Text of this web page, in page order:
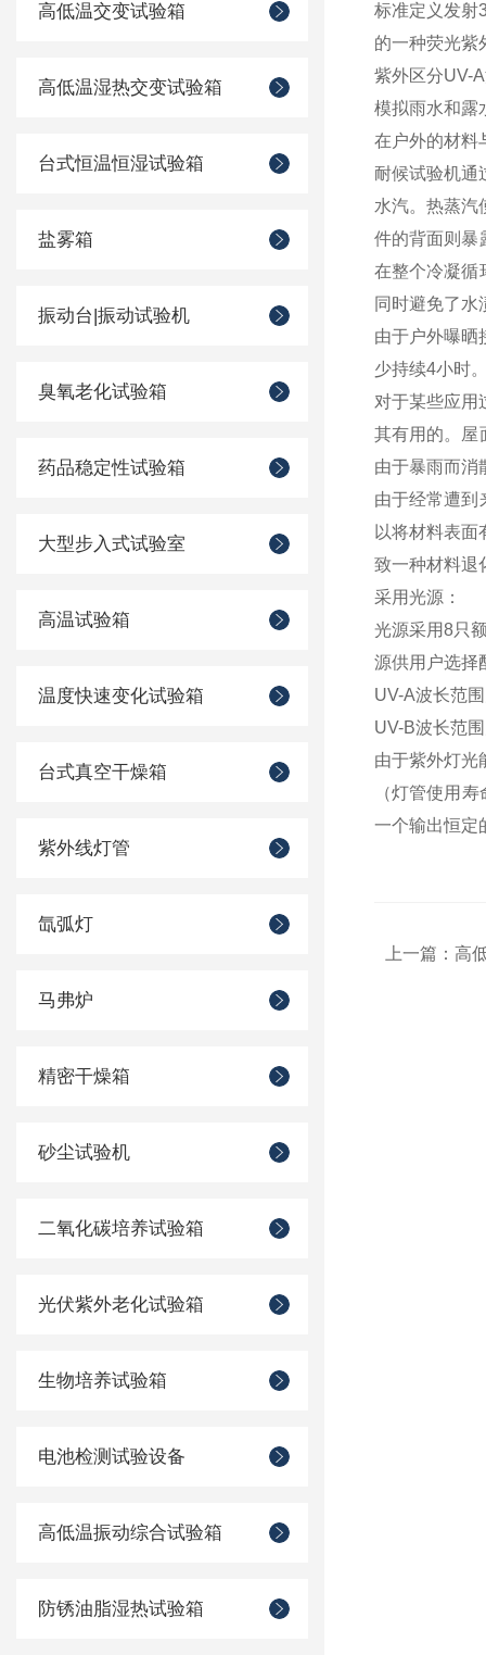
高低温交变试验箱
高低温湿热交变试验箱
台式恒温恒湿试验箱
盐雾箱
振动台|振动试验机
臭氧老化试验箱
药品稳定性试验箱
大型步入式试验室
高温试验箱
温度快速变化试验箱
台式真空干燥箱
紫外线灯管
氙弧灯
马弗炉
精密干燥箱
砂尘试验机
二氧化碳培养试验箱
光伏紫外老化试验箱
生物培养试验箱
电池检测试验设备
高低温振动综合试验箱
防锈油脂湿热试验箱
标准定义发射
的一种荧光紫
紫外区分UV-
模拟雨水和露
在户外的材料
耐候试验机通
水汽。热蒸汽
件的背面则暴
在整个冷凝循
同时避免了水
由于户外曝晒
少持续4小时
对于某些应用
其有用的。屋
由于暴雨而消
由于经常遭到
以将材料表
致一种材料退
采用光源：
光源采用8只
源供用户选择
UV-A波长范
UV-B波长范
由于紫外灯光
（灯管使用
一个输出恒定
上一篇： 高